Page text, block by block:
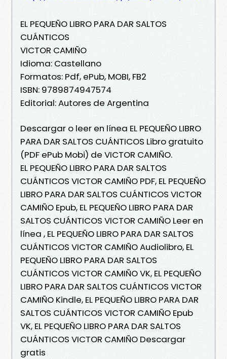
EL PEQUEÑO LIBRO PARA DAR SALTOS
CUÁNTICOS
VICTOR CAMIÑO
Idioma: Castellano
Formatos: Pdf, ePub, MOBI, FB2
ISBN: 9789874947574
Editorial: Autores de Argentina
Descargar o leer en línea EL PEQUEÑO LIBRO
PARA DAR SALTOS CUÁNTICOS Libro gratuito
(PDF ePub Mobi) de VICTOR CAMIÑO.
EL PEQUEÑO LIBRO PARA DAR SALTOS
CUÁNTICOS VICTOR CAMIÑO PDF, EL PEQUEÑO
LIBRO PARA DAR SALTOS CUÁNTICOS VICTOR
CAMIÑO Epub, EL PEQUEÑO LIBRO PARA DAR
SALTOS CUÁNTICOS VICTOR CAMIÑO Leer en
línea , EL PEQUEÑO LIBRO PARA DAR SALTOS
CUÁNTICOS VICTOR CAMIÑO Audiolibro, EL
PEQUEÑO LIBRO PARA DAR SALTOS
CUÁNTICOS VICTOR CAMIÑO VK, EL PEQUEÑO
LIBRO PARA DAR SALTOS CUÁNTICOS VICTOR
CAMIÑO Kindle, EL PEQUEÑO LIBRO PARA DAR
SALTOS CUÁNTICOS VICTOR CAMIÑO Epub
VK, EL PEQUEÑO LIBRO PARA DAR SALTOS
CUÁNTICOS VICTOR CAMIÑO Descargar
gratis